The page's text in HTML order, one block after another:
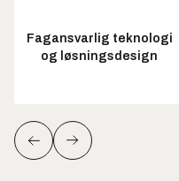
Fagansvarlig teknologi
og løsningsdesign